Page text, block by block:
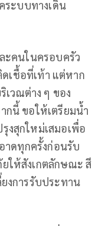
ระบบทางเดิน
ะคนในครอบครัว
ดเชื้อที่เท้า แต่หาก
เวณต่าง ๆ ของ
กนี้ ขอให้เตรียมน้ำ
งสุกใหม่เสมอเพื่อ
าดทุกครั้งก่อนรับ
ให้สังเกตลักษณะ สี
งการรับประทาน